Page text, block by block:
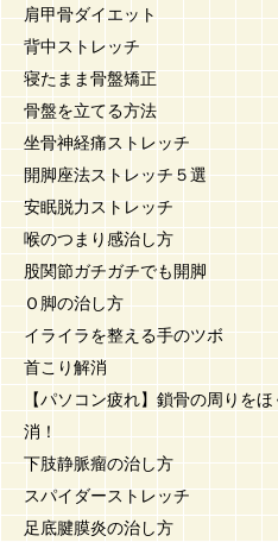
肩甲骨ダイエット
背中ストレッチ
寝たまま骨盤矯正
骨盤を立てる方法
坐骨神経痛ストレッチ
開脚座法ストレッチ５選
安眠脱力ストレッチ
喉のつまり感治し方
股関節ガチガチでも開脚
Ｏ脚の治し方
イライラを整える手のツボ
首こり解消
【パソコン疲れ】鎖骨の周りを
消！
下肢静脈瘤の治し方
スパイダーストレッチ
足底腱膜炎の治し方